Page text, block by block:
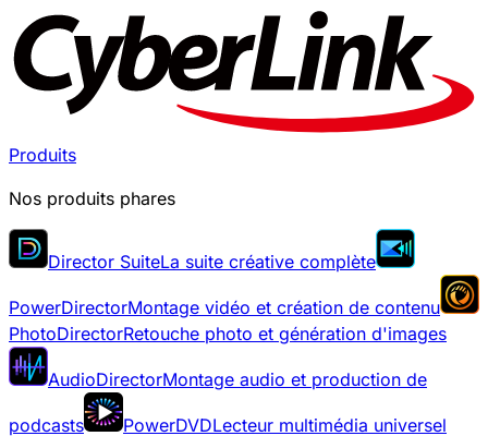
Produits
Nos produits phares
Director SuiteLa suite créative complète
PowerDirectorMontage vidéo et création de contenu
PhotoDirectorRetouche photo et génération d'images
AudioDirectorMontage audio et production de
podcasts PowerDVDLecteur multimédia universel